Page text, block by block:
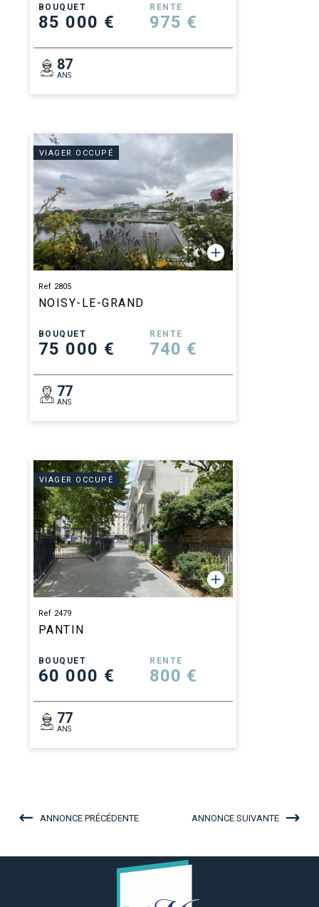
BOUQUET
85 000 €
RENTE
975 €
87
ANS
VIAGER OCCUPÉ
Ref 2805
NOISY-LE-GRAND
BOUQUET
75 000 €
RENTE
740 €
77
ANS
VIAGER OCCUPÉ
Ref 2479
PANTIN
BOUQUET
60 000 €
RENTE
800 €
77
ANS
ANNONCE PRÉCÉDENTE ANNONCE SUIVANTE